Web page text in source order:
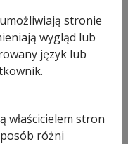
PPoż H8-
stronie
wygląd lub
język lub
właścicielem stron
różni